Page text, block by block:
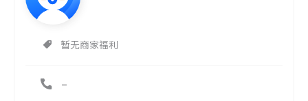
暂无商家福利
-